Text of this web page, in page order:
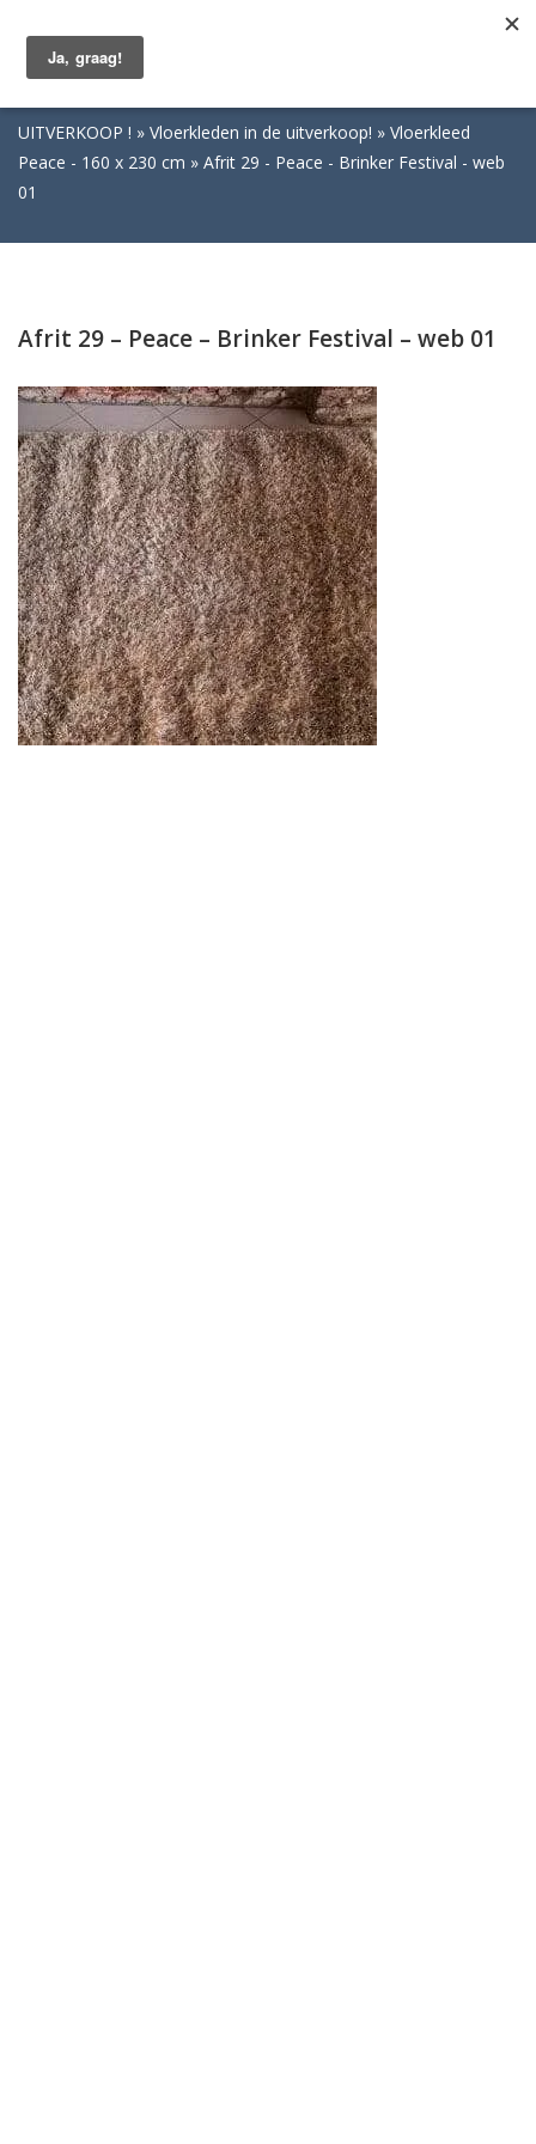
UITVERKOOP ! Vloerkleden in de uitverkoop!
Vloerkleed
Peace - 160 x 230 cm
Afrit 29 - Peace - Brinker Festival - web
01
Afrit 29 – Peace – Brinker Festival – web 01